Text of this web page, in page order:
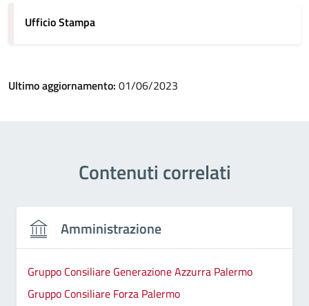
Ufficio Stampa
Ultimo aggiornamento: 01/06/2023
Contenuti correlati
Amministrazione
Gruppo Consiliare Generazione Azzurra Palermo
Gruppo Consiliare Forza Palermo